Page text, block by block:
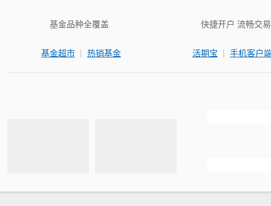
基金品种全覆盖
基金超市 | 热销基金
快捷开户 流畅交易
活期宝 | 手机客户